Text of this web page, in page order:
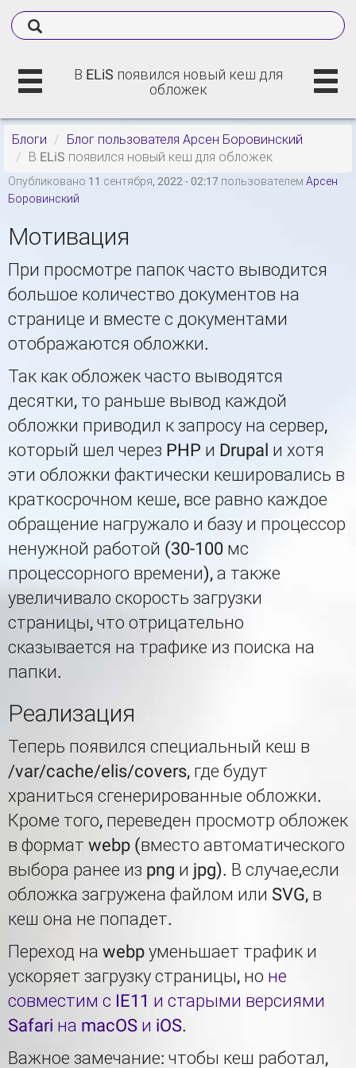
В ELiS появился новый кеш для
обложек
Блоги
Блог пользователя Арсен Боровинский
В ELiS появился новый кеш для обложек
Опубликовано 11 сентября, 2022 - 02:17 пользователем Арсен
Боровинский
Мотивация
При просмотре папок часто выводится
большое количество документов на
странице и вместе с документами
отображаются обложки.
Так как обложек часто выводятся
десятки, то раньше вывод каждой
обложки приводил к запросу на сервер,
который шел через PHP и Drupal и хотя
эти обложки фактически кешировались в
краткосрочном кеше, все равно каждое
обращение нагружало и базу и процессор
ненужной работой (30-100 мс
процессорного времени), а также
увеличивало скорость загрузки
страницы, что отрицательно
сказывается на трафике из поиска на
папки.
Реализация
Теперь появился специальный кеш в
/var/cache/elis/covers, где будут
храниться сгенерированные обложки.
Кроме того, переведен просмотр обложек
в формат webp (вместо автоматического
выбора ранее из png и jpg). В случае,если
обложка загружена файлом или SVG, в
кеш она не попадет.
Переход на webp уменьшает трафик и
ускоряет загрузку страницы, но не
совместим с IE11 и старыми версиями
Safari на macOS и iOS.
Важное замечание: чтобы кеш работал,